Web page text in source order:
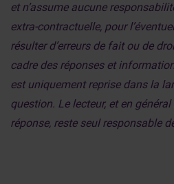
et n’assume aucune
extra-contractuelle, pour
résulter d’erreurs de fait ou de
cadre des réponses et
est uniquement reprise dans la
question. Le lecteur, et en général
réponse, reste seul responsable